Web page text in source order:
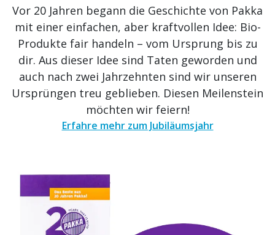
Vor 20 Jahren begann die Geschichte von Pakka
mit einer einfachen, aber kraftvollen Idee: Bio-
Produkte fair handeln – vom Ursprung bis zu
dir. Aus dieser Idee sind Taten geworden und
auch nach zwei Jahrzehnten sind wir unseren
Ursprüngen treu geblieben. Diesen Meilenstein
möchten wir feiern!
Erfahre mehr zum Jubiläumsjahr